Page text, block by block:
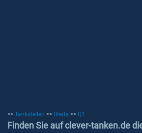
>> Tankstellen >> Breda >> Q1
Finden Sie auf clever-tanken.de